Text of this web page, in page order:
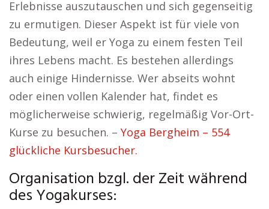
Erlebnisse auszutauschen und sich gegenseitig
zu ermutigen. Dieser Aspekt ist für viele von
Bedeutung, weil er Yoga zu einem festen Teil
ihres Lebens macht. Es bestehen allerdings
auch einige Hindernisse. Wer abseits wohnt
oder einen vollen Kalender hat, findet es
möglicherweise schwierig, regelmäßig Vor-Ort-
Kurse zu besuchen. – Yoga Bergheim – 554
glückliche Kursbesucher.
Organisation bzgl. der Zeit während
des Yogakurses: